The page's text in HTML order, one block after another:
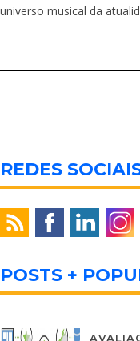
universo musical da
REDES
POSTS +